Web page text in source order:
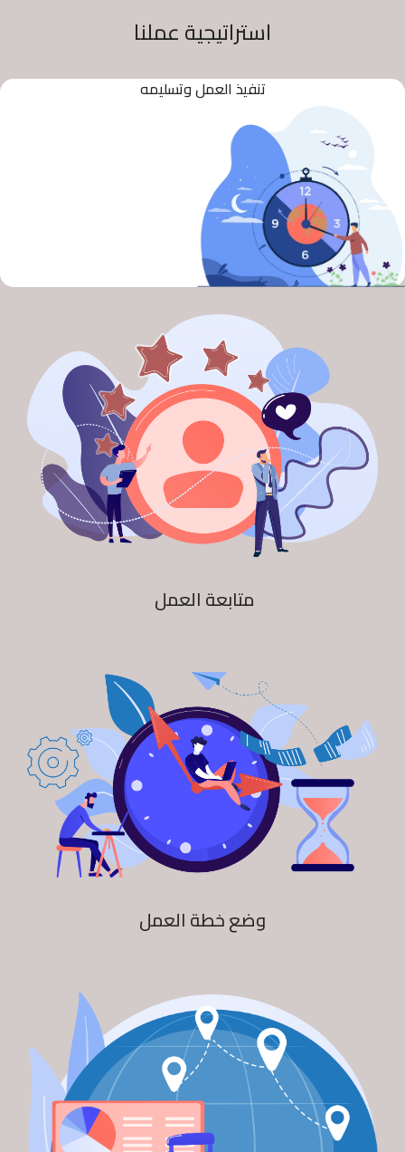
استراتيجية عملنا
تنفيذ العمل وتسليمه
متابعة العمل
وضع خطة العمل